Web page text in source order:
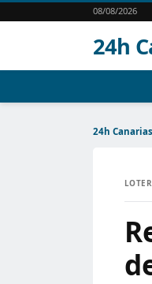
08/08/2026
24h
24h Canarias